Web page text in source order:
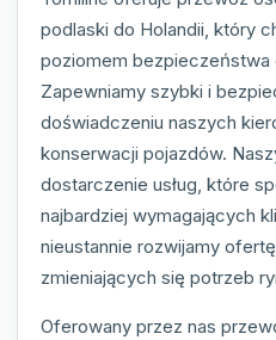
podlaski do Holandii, który
poziomem bezpieczeństwa
Zapewniamy szybki i
doświadczeniu naszych
konserwacji pojazdów.
dostarczenie usług, które
najbardziej wymagających
nieustannie rozwijamy
zmieniających się potrzeb
Oferowany przez nas